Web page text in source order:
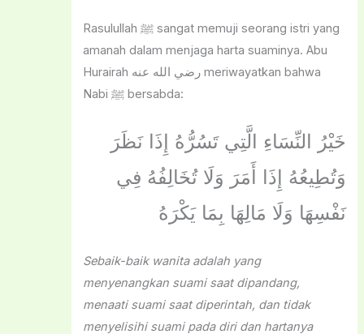
Rasulullah ﷺ sangat memuji seorang istri yang
amanah dalam menjaga harta suaminya. Abu
Hurairah رضي الله عنه meriwayatkan bahwa
Nabi ﷺ bersabda:
خَيْرُ النِّسَاءِ الَّتِي تَسُرُّهُ إِذَا نَظَرَ
وَتُطِيعُهُ إِذَا أَمَرَ وَلَا تُخَالِفُهُ فِي
نَفْسِهَا وَلَا مَالِهَا بِمَا يَكْرَهُ
Sebaik-baik wanita adalah yang
menyenangkan suami saat dipandang,
menaati suami saat diperintah, dan tidak
menyelisihi suami pada diri dan hartanya